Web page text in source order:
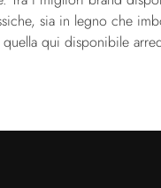
sia in legno che
qui disponibile